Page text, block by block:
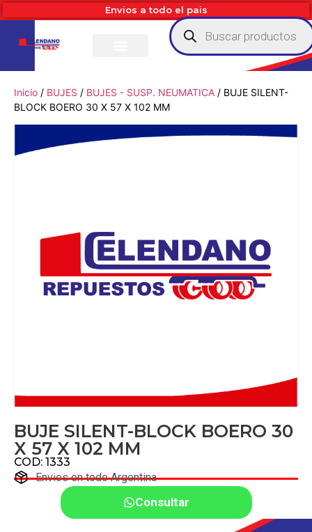
Envios a todo el pais
Inicio / BUJES / BUJES - SUSP. NEUMATICA / BUJE SILENT-
BLOCK BOERO 30 X 57 X 102 MM
BUJE SILENT-BLOCK BOERO 30
X 57 X 102 MM
COD: 1333
Envios en todo Argentina
Consultar